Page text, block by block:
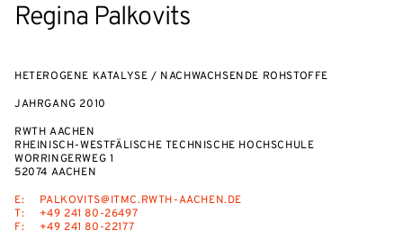
Regina Palkovits
HETEROGENE KATALYSE / NACHWACHSENDE ROHSTOFFE
JAHRGANG 2010
RWTH AACHEN
RHEINISCH-WESTFÄLISCHE TECHNISCHE HOCHSCHULE
WORRINGERWEG 1
52074 AACHEN
E:
PALKOVITS@ITMC.RWTH-AACHEN.DE
T:
+49 241 80-26497
F:
+49 241 80-22177